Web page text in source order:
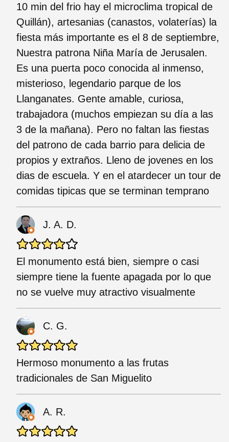
10 min del frio hay el microclima tropical de
Quillán), artesanias (canastos, volaterías) la
fiesta más importante es el 8 de septiembre,
Nuestra patrona Niña María de Jerusalen.
Es una puerta poco conocida al inmenso,
misterioso, legendario parque de los
Llanganates. Gente amable, curiosa,
trabajadora (muchos empiezan su día a las
3 de la mañana). Pero no faltan las fiestas
del patrono de cada barrio para delicia de
propios y extraños. Lleno de jovenes en los
dias de escuela. Y en el atardecer un tour de
comidas tipicas que se terminan temprano
J. A. D.
El monumento está bien, siempre o casi
siempre tiene la fuente apagada por lo que
no se vuelve muy atractivo visualmente
C. G.
Hermoso monumento a las frutas
tradicionales de San Miguelito
A. R.